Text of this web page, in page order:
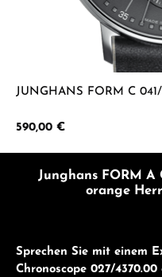
JUNGHANS FORM C
Regulärer Preis:
590,00 €
Junghans FORM A
orange
Sprechen Sie mit einem
Chronoscope 027/